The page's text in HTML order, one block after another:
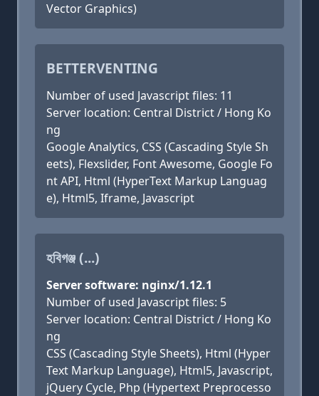
Vector Graphics)
BETTERVENTING
Number of used Javascript files: 11
Server location: Central District / Hong Ko
ng
Google Analytics, CSS (Cascading Style Sh
eets), Flexslider, Font Awesome, Google Fo
nt API, Html (HyperText Markup Languag
e), Html5, Iframe, Javascript
হবিগঞ্জ (...)
Server software: nginx/1.12.1
Number of used Javascript files: 5
Server location: Central District / Hong Ko
ng
CSS (Cascading Style Sheets), Html (Hyper
Text Markup Language), Html5, Javascript,
jQuery Cycle, Php (Hypertext Preprocesso